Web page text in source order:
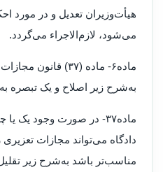
هیأت‌وزیران تعدیل و در مورد
می‌شود، لازم‌الاجراء می‌گردد.
به‌شرح زیر اصلاح و یک تبصره
ماده۳۷‌- در صورت وجود یک
دادگاه می‌تواند مجازات
مناسب‌تر باشد به‌شرح زیر تقلیل